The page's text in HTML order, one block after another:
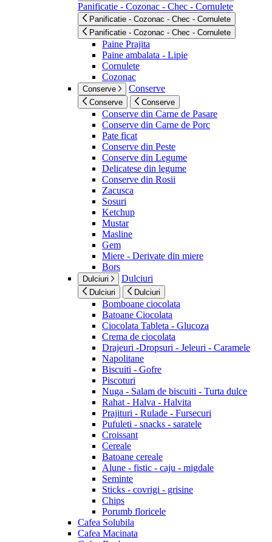
Panificatie - Cozonac - Chec - Cornulete
Panificatie - Cozonac - Chec - Cornulete
Panificatie - Cozonac - Chec - Cornulete
Paine Prajita
Paine ambalata - Lipie
Cornulete
Cozonac
Conserve Conserve
Conserve Conserve
Conserve din Carne de Pasare
Conserve din Carne de Porc
Pate ficat
Conserve din Peste
Conserve din Legume
Delicatese din legume
Conserve din Rosii
Zacusca
Sosuri
Ketchup
Mustar
Masline
Gem
Miere - Derivate din miere
Bors
Dulciuri Dulciuri
Dulciuri Dulciuri
Bomboane ciocolata
Batoane Ciocolata
Ciocolata Tableta - Glucoza
Crema de ciocolata
Drajeuri -Dropsuri - Jeleuri - Caramele
Napolitane
Biscuiti - Gofre
Piscoturi
Nuga - Salam de biscuiti - Turta dulce
Rahat - Halva - Halvita
Prajituri - Rulade - Fursecuri
Pufuleti - snacks - saratele
Croissant
Cereale
Batoane cereale
Alune - fistic - caju - migdale
Seminte
Sticks - covrigi - grisine
Chips
Porumb floricele
Cafea Solubila
Cafea Macinata